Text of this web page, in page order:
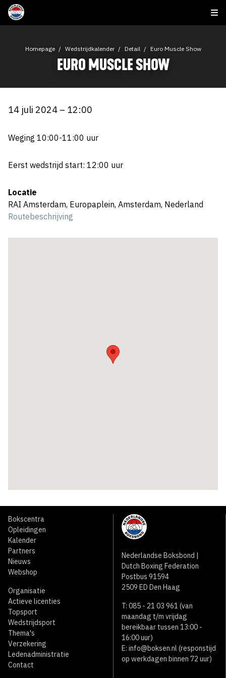
Homepage Wedstrijdkalender Detail Euro Muscle Show
EURO MUSCLE SHOW
14 juli 2024 – 12:00
Weging 10:00-11:00 uur
Eerst wedstrijd start: 12:00 uur
Locatie
RAI Amsterdam, Europaplein, Amsterdam, Nederland
Routebeschrijving
Bokscentra
Opleidingen
Kalender
Partners
Nieuws
Webshop
Organisatie
Actieve licenties
Topsport
Wedstrijdsport
Thema's
Verzekering
Ledenadministratie
Contact
Nederlandse Boksbond |
Dutch Boxing Federation
Postbus 91594
2509 ED Den Haag
T: 085 - 21 03 961 (van
maandag t/m vrijdag
bereikbaar tussen 13:00 -
16:00 uur)
E: info@boksen.nl (responstijd
op werkdagen binnen 72 uur)